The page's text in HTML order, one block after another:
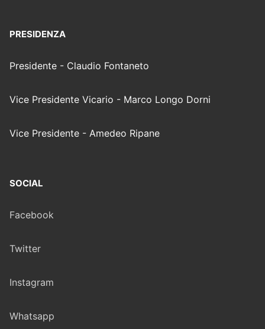
PRESIDENZA
Presidente - Claudio Fontaneto
Vice Presidente Vicario - Marco Longo Dorni
Vice Presidente - Amedeo Ripane
SOCIAL
Facebook
Twitter
Instagram
Whatsapp